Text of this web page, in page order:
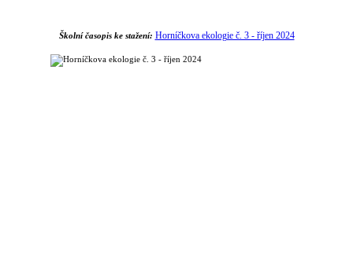
Školní časopis ke stažení: Horníčkova ekologie č. 3 - říjen 2024